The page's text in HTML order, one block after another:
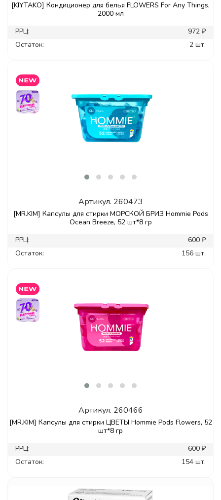
[KIYTAKO] Кондиционер для белья FLOWERS For Any Things,
2000 мл
РРЦ:
972 ₽
Остаток:
2 шт.
Артикул. 260473
[MR.KIM] Капсулы для стирки МОРСКОЙ БРИЗ Hommie Pods
Ocean Breeze, 52 шт*8 гр
РРЦ:
600 ₽
Остаток:
156 шт.
Артикул. 260466
[MR.KIM] Капсулы для стирки ЦВЕТЫ Hommie Pods Flowers, 52
шт*8 гр
РРЦ:
600 ₽
Остаток:
154 шт.